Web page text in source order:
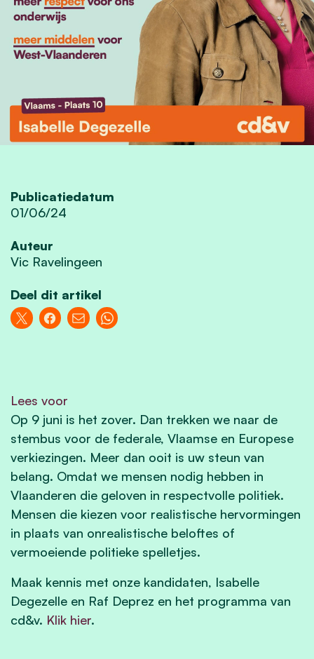
Publicatiedatum
01/06/24
Auteur
Vic Ravelingeen
Deel dit artikel
Lees voor
Op 9 juni is het zover. Dan trekken we naar de
stembus voor de federale, Vlaamse en Europese
verkiezingen. Meer dan ooit is uw steun van
belang. Omdat we mensen nodig hebben in
Vlaanderen die geloven in respectvolle politiek.
Mensen die kiezen voor realistische hervormingen
in plaats van onrealistische beloftes of
vermoeiende politieke spelletjes.
Maak kennis met onze kandidaten, Isabelle
Degezelle en Raf Deprez en het programma van
cd&v. Klik hier.